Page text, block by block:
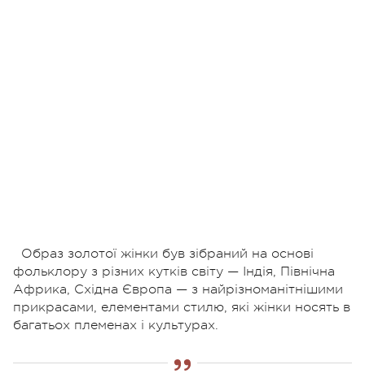
Образ золотої жінки був зібраний на основі
фольклору з різних кутків світу — Індія, Північна
Африка, Східна Європа — з найрізноманітнішими
прикрасами, елементами стилю, які жінки носять в
багатьох племенах і культурах.